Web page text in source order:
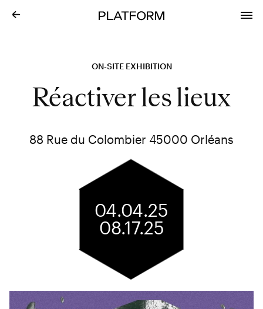
ON-SITE EXHIBITION
Réactiver les lieux
88 Rue du Colombier 45000 Orléans
04.04.25
08.17.25